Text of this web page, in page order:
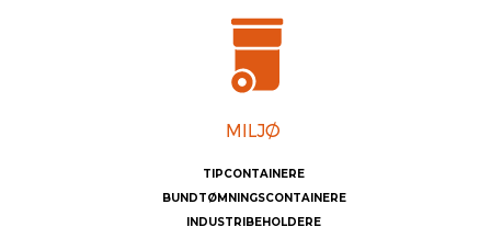
TIPCONTAINERE
BUNDTØMNINGSCONTAINERE
INDUSTRIBEHOLDERE